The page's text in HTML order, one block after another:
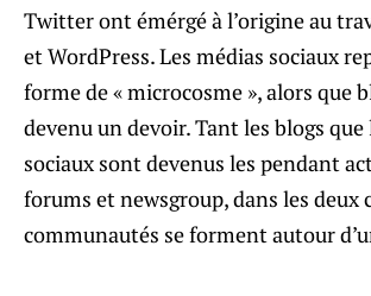
Twitter ont émérgé à l’origine au
et WordPress. Les médias sociaux
forme de « microcosme », alors que
devenu un devoir. Tant les blogs que
sociaux sont devenus les pendant
forums et newsgroup, dans les deux
communautés se forment autour